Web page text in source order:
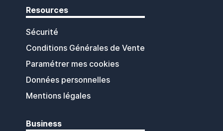
Resources
Sécurité
Conditions Générales de Vente
Paramétrer mes cookies
Données personnelles
Mentions légales
Business